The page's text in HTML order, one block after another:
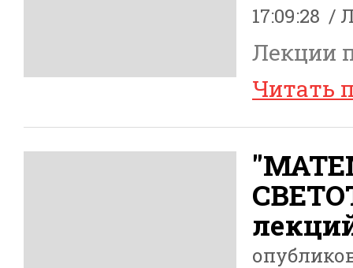
17:09:28
Лекции
Читать